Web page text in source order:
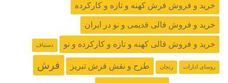
خرید و فروش فرش کهنه و تازه و کارکرده
خرید و فروش قالی قدیمی و نو در ایران
خرید و فروش قالی کهنه و تازه و کارکرده و نو دستباف
روسای ادارات زنجان طرح و نقش فرش تبریز فرش